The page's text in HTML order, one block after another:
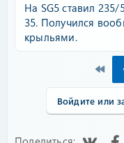
На SG5 ставил
35. Получился
крыльями.
First
Войдите или